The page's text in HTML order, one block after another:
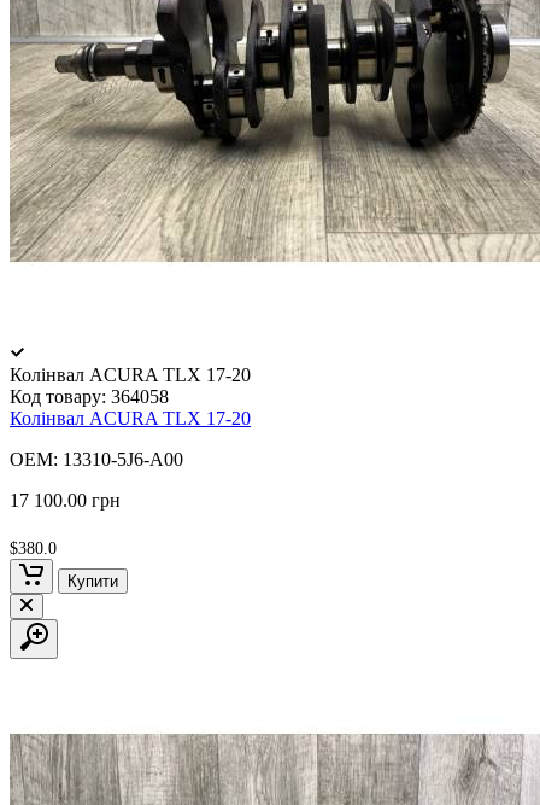
Колінвал ACURA TLX 17-20
Код товару: 364058
Колінвал ACURA TLX 17-20
OEM: 13310-5J6-A00
17 100.00 грн
$380.0
Купити